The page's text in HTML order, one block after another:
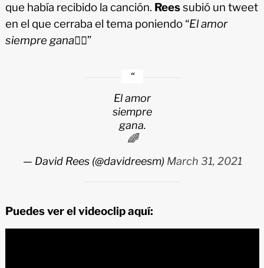
que había recibido la canción. Reessubió un tweet
en el que cerraba el tema poniendo “El amor
siempre gana🏳️‍🌈”
El amor
siempre
gana.
🌈
— David Rees (@davidreesm) March 31, 2021
Puedes ver el videoclip aquí: